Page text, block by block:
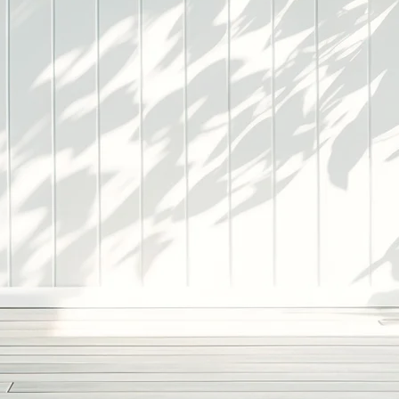
金の お悩
県内で債務整理一筋に25年 実績と強さを
西村法律事務所
当事務所にしかできない債務整理があります
TEL.086-232-2285